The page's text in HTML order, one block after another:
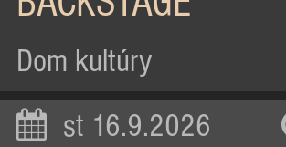
Dom kultúry
st 16.9.2026